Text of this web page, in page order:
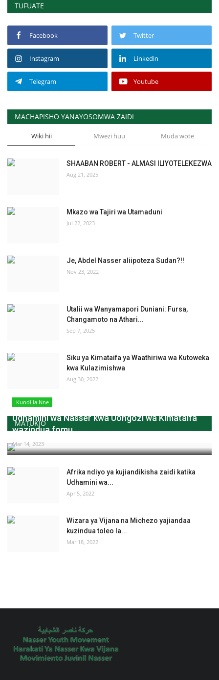
TUFUATE
Facebook Twitter
Instagram Linkedin
Telegram Youtube
MACHAPISHO YANAYOSOMWA ZAIDI
Wiki hii Mwezi huu Muda wote
SHAABAN ROBERT - ALMASI ILIYOTELEKEZWA
Aug 21, 2025
Mkazo wa Tajiri wa Utamaduni
Jul 22, 2023
Je, Abdel Nasser aliipoteza Sudan?!!
Nov 23, 2022
Utalii wa Wanyamapori Duniani: Fursa,
Changamoto na Athari...
Sep 7, 2025
Siku ya Kimataifa ya Waathiriwa wa Kutoweka
kwa Kulazimishwa
Aug 30, 2022
MATUKIO
Kundi la Nne
Udhamini wa Nasser kwa Uongozi wa Kimataifa
wazindua fomu...
Mar 14, 2023
Afrika ndiyo ya kujiandikisha zaidi katika
Udhamini wa...
Apr 5, 2022
Wizara ya Vijana na Michezo yajiandaa
kuzindua toleo la...
Mar 18, 2022